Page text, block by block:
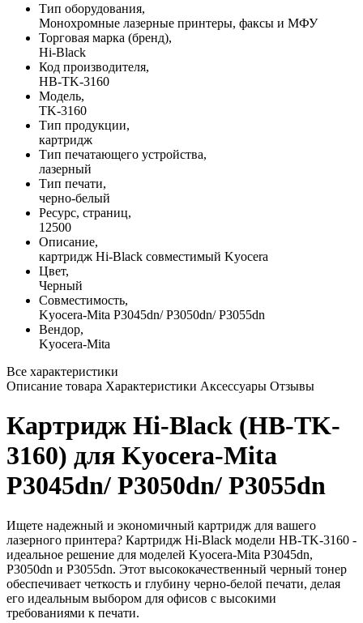
Тип оборудования,
Монохромные лазерные принтеры, факсы и МФУ
Торговая марка (бренд),
Hi-Black
Код производителя,
HB-TK-3160
Модель,
TK-3160
Тип продукции,
картридж
Тип печатающего устройства,
лазерный
Тип печати,
черно-белый
Ресурс, страниц,
12500
Описание,
картридж Hi-Black совместимый Kyocera
Цвет,
Черный
Совместимость,
Kyocera-Mita P3045dn/ P3050dn/ P3055dn
Вендор,
Kyocera-Mita
Все характеристики
Описание товара Характеристики Аксессуары Отзывы
Картридж Hi-Black (HB-TK-
3160) для Kyocera-Mita
P3045dn/ P3050dn/ P3055dn
Ищете надежный и экономичный картридж для вашего
лазерного принтера? Картридж Hi-Black модели HB-TK-3160 -
идеальное решение для моделей Kyocera-Mita P3045dn,
P3050dn и P3055dn. Этот высококачественный черный тонер
обеспечивает четкость и глубину черно-белой печати, делая
его идеальным выбором для офисов с высокими
требованиями к печати.